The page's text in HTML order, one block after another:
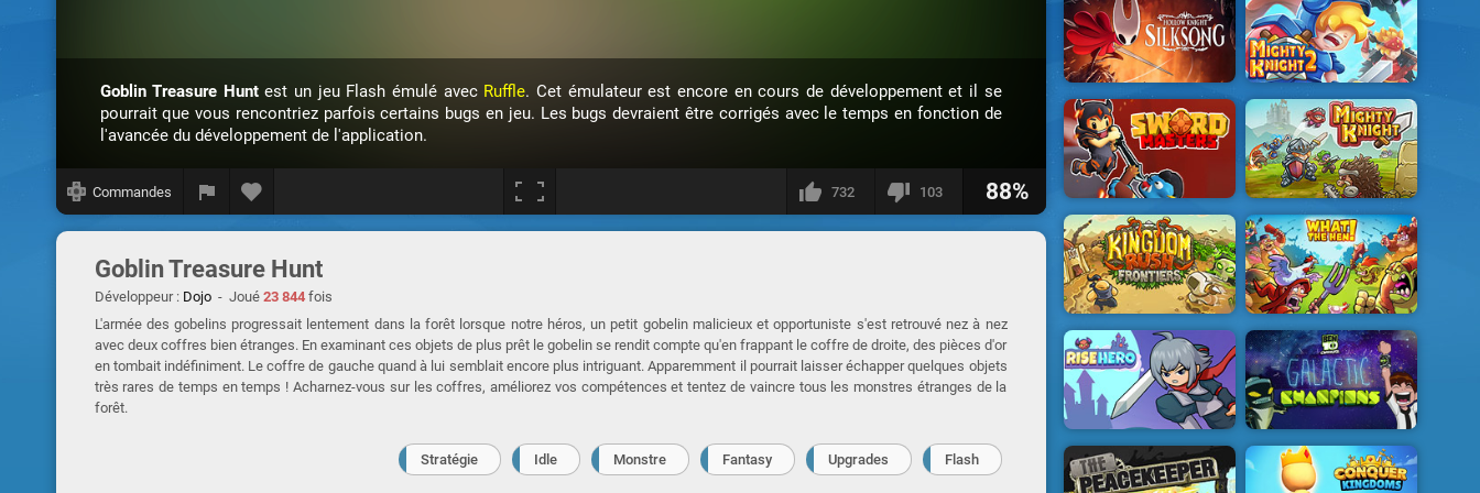
Goblin Treasure Huntest un jeu Flash émulé avec Ruffle. Cet émulateur est encore en cours de développement et il se
pourrait que vous rencontriez parfois certains bugs en jeu. Les bugs devraient être corrigés avec le temps en fonction de
l'avancée du développement de l'application.
Commandes 732 103 88%
Goblin Treasure Hunt
Développeur : Dojo- Joué 23 844fois
L'armée des gobelins progressait lentement dans la forêt lorsque notre héros, un petit gobelin malicieux et opportuniste s'est retrouvé nez à nez
avec deux coffres bien étranges. En examinant ces objets de plus prêt le gobelin se rendit compte qu'en frappant le coffre de droite, des pièces d'or
en tombait indéfiniment. Le coffre de gauche quand à lui semblait encore plus intriguant. Apparemment il pourrait laisser échapper quelques objets
très rares de temps en temps ! Acharnez-vous sur les coffres, améliorez vos compétences et tentez de vaincre tous les monstres étranges de la
forêt.
Stratégie Idle Monstre Fantasy Upgrades Flash